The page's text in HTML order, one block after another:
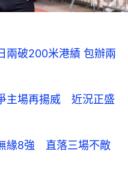
兩破200米港績 包辦兩
主場再揚威 近況正盛
緣8強 直落三場不敵